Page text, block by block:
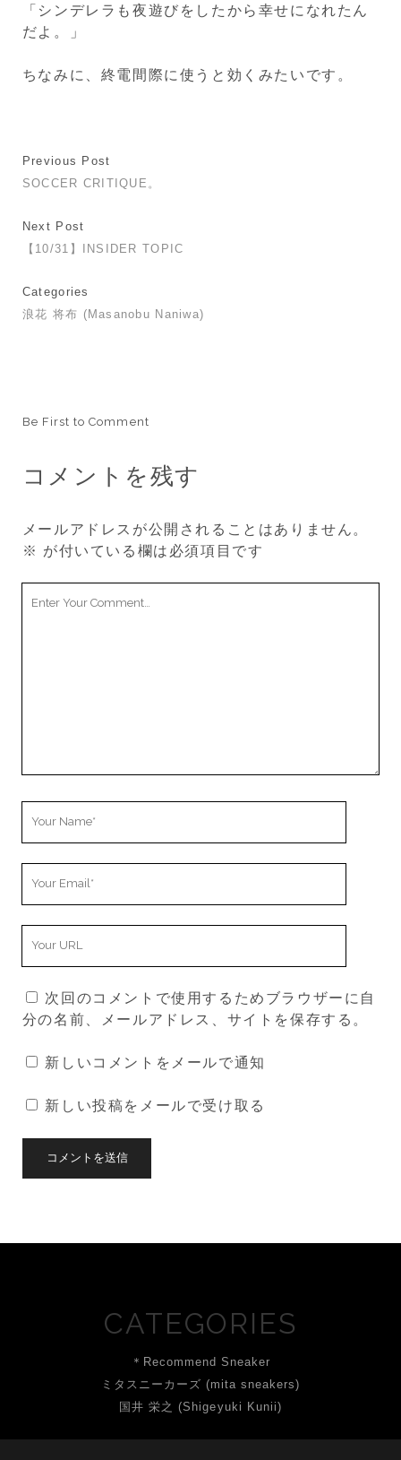
「シンデレラも夜遊びをしたから幸せになれたん
だよ。」
ちなみに、終電間際に使うと効くみたいです。
Previous Post
SOCCER CRITIQUE。
Next Post
【10/31】INSIDER TOPIC
Categories
浪花 将布 (Masanobu Naniwa)
Be First to Comment
コメントを残す
メールアドレスが公開されることはありません。
※ が付いている欄は必須項目です
次回のコメントで使用するためブラウザーに自
分の名前、メールアドレス、サイトを保存する。
新しいコメントをメールで通知
新しい投稿をメールで受け取る
CATEGORIES
＊Recommend Sneaker
ミタスニーカーズ (mita sneakers)
国井 栄之 (Shigeyuki Kunii)